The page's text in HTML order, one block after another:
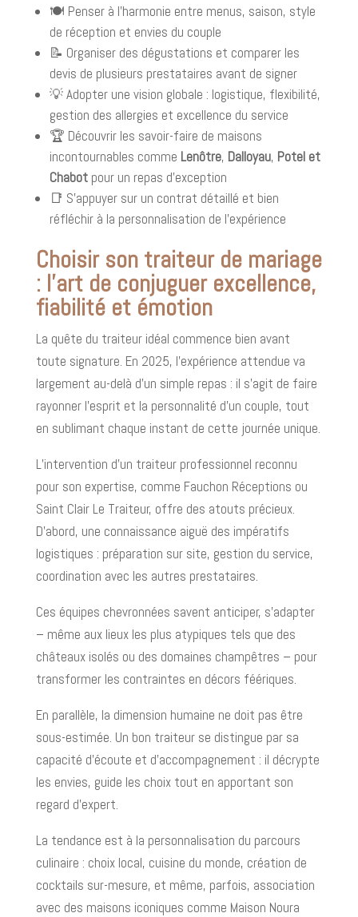
🍽️ Penser à l’harmonie entre menus, saison, style
de réception et envies du couple
📝 Organiser des dégustations et comparer les
devis de plusieurs prestataires avant de signer
💡 Adopter une vision globale : logistique, flexibilité,
gestion des allergies et excellence du service
🏆 Découvrir les savoir-faire de maisons
incontournables comme Lenôtre, Dalloyau, Potel et
Chabotpour un repas d’exception
📑 S’appuyer sur un contrat détaillé et bien
réfléchir à la personnalisation de l’expérience
Choisir son traiteur de mariage
: l’art de conjuguer excellence,
fiabilité et émotion
La quête du traiteur idéal commence bien avant
toute signature. En 2025, l’expérience attendue va
largement au-delà d’un simple repas : il s’agit de faire
rayonner l’esprit et la personnalité d’un couple, tout
en sublimant chaque instant de cette journée unique.
L’intervention d’un traiteur professionnel reconnu
pour son expertise, comme Fauchon Réceptions ou
Saint Clair Le Traiteur, offre des atouts précieux.
D’abord, une connaissance aiguë des impératifs
logistiques : préparation sur site, gestion du service,
coordination avec les autres prestataires.
Ces équipes chevronnées savent anticiper, s’adapter
– même aux lieux les plus atypiques tels que des
châteaux isolés ou des domaines champêtres – pour
transformer les contraintes en décors féériques.
En parallèle, la dimension humaine ne doit pas être
sous-estimée. Un bon traiteur se distingue par sa
capacité d’écoute et d’accompagnement : il décrypte
les envies, guide les choix tout en apportant son
regard d’expert.
La tendance est à la personnalisation du parcours
culinaire : choix local, cuisine du monde, création de
cocktails sur-mesure, et même, parfois, association
avec des maisons iconiques comme Maison Noura